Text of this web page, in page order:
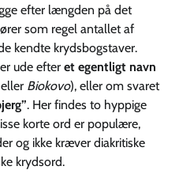
efter længden på det
som regel antallet af
kendte krydsbogstaver.
ude efter et egentligt navn
eller Biokovo), eller om svaret
. Her findes to hyppige
korte ord er populære,
og ikke kræver diakritiske
krydsord.